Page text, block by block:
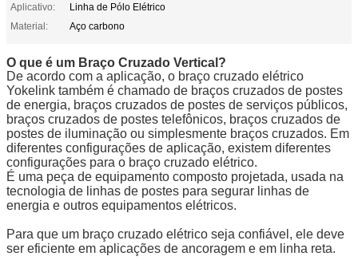
Aplicativo:
Linha de Pólo Elétrico
Material:
Aço carbono
O que é um Braço Cruzado Vertical?
De acordo com a aplicação, o braço cruzado elétrico
Yokelink também é chamado de braços cruzados de postes
de energia, braços cruzados de postes de serviços públicos,
braços cruzados de postes telefônicos, braços cruzados de
postes de iluminação ou simplesmente braços cruzados. Em
diferentes configurações de aplicação, existem diferentes
configurações para o braço cruzado elétrico.
É uma peça de equipamento composto projetada, usada na
tecnologia de linhas de postes para segurar linhas de
energia e outros equipamentos elétricos.
Para que um braço cruzado elétrico seja confiável, ele deve
ser eficiente em aplicações de ancoragem e em linha reta.